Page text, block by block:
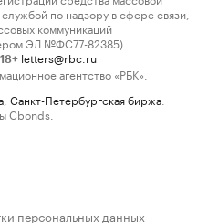
по надзору в сфере связи,
коммуникаций
ЭЛ №ФС77-82385)
18+ letters@rbc.ru
агентство «РБК».
Санкт-Петербургская биржа
Cbonds.
персональных данных